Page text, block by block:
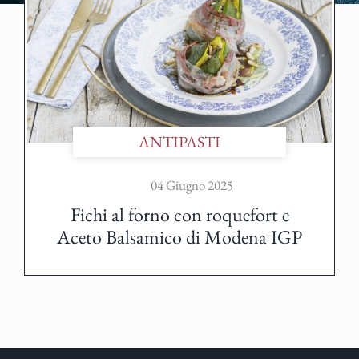
ANTIPASTI
04 Giugno 2025
Fichi al forno con roquefort e
Aceto Balsamico di Modena IGP